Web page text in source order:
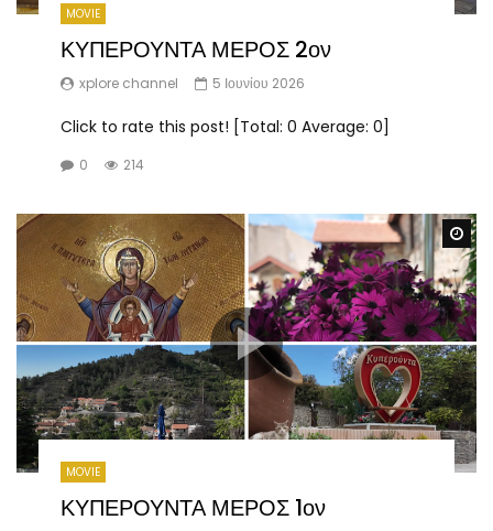
MOVIE
ΚΥΠΕΡΟΥΝΤΑ ΜΕΡΟΣ 2ον
xplore channel 5 Ιουνίου 2026
Click to rate this post! [Total: 0 Average: 0]
0 214
MOVIE
ΚΥΠΕΡΟΥΝΤΑ ΜΕΡΟΣ 1ον